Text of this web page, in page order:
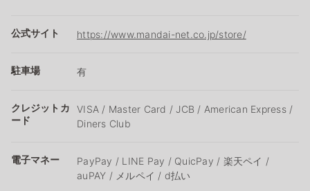
公式サイト https://www.mandai-net.co.jp/store/
駐車場 有
クレジットカ
ード
VISA / Master Card / JCB / American Express /
Diners Club
電子マネー
PayPay / LINE Pay / QuicPay / 楽天ペイ /
auPAY / メルペイ / d払い